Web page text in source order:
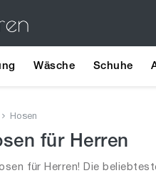
Wäsche Schuhe
Hosen
für Herren
für Herren! Die